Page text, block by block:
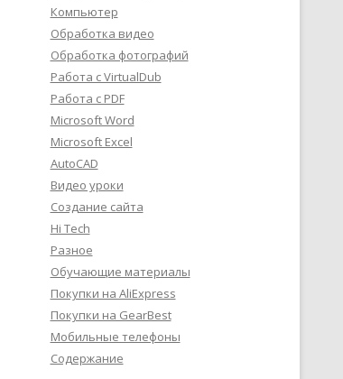
Компьютер
Обработка видео
Обработка фотографий
Работа с VirtualDub
Работа с PDF
Microsoft Word
Microsoft Excel
AutoCAD
Видео уроки
Создание сайта
Hi Tech
Разное
Обучающие материалы
Покупки на AliExpress
Покупки на GearBest
Мобильные телефоны
Содержание